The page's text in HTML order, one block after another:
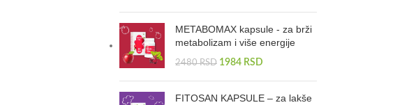
METABOMAX kapsule - za brži
metabolizam i više energije
2480RSD 1984 RSD
FITOSAN KAPSULE – za lakše